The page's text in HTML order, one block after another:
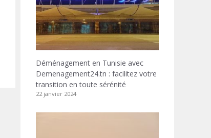
Déménagement en Tunisie avec
Demenagement24.tn : facilitez votre
transition en toute sérénité
22 janvier 2024